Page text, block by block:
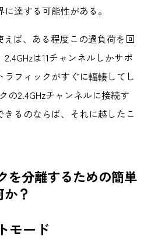
達する可能性がある。
えば、ある程度この過負荷を回
は11チャンネルしかサポ
フィックがすぐに輻輳してし
の2.4GHzチャンネルに接続す
るのならば、それに越したこ
を分離するための簡単
？
モード